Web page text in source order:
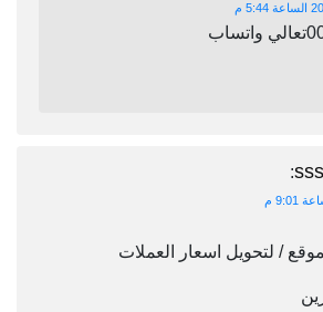
:
/ لتحويل اسعار العملات